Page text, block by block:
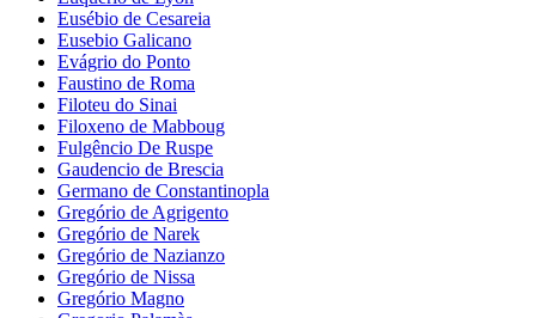
Eusébio de Cesareia
Eusebio Galicano
Evágrio do Ponto
Faustino de Roma
Filoteu do Sinai
Filoxeno de Mabboug
Fulgêncio De Ruspe
Gaudencio de Brescia
Germano de Constantinopla
Gregório de Agrigento
Gregório de Narek
Gregório de Nazianzo
Gregório de Nissa
Gregório Magno